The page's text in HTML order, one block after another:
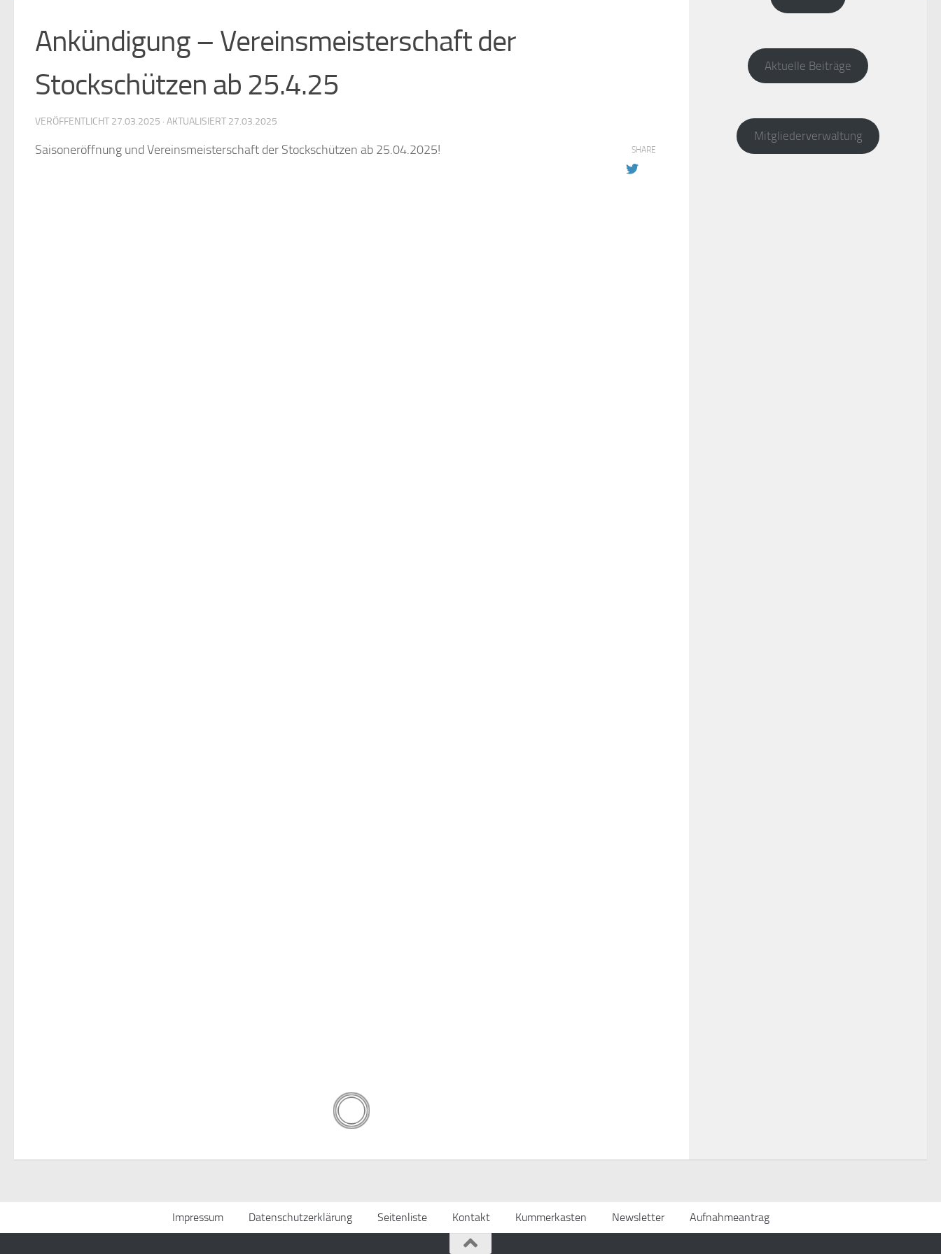
Ankündigung – Vereinsmeisterschaft der
Stockschützen ab 25.4.25
VERÖFFENTLICHT 27.03.2025 · AKTUALISIERT 27.03.2025
Saisoneröffnung und Vereinsmeisterschaft der Stockschützen ab 25.04.2025! SHARE
Aktuelle Beiträge
Mitgliederverwaltung
Impressum Datenschutzerklärung Seitenliste Kontakt Kummerkasten Newsletter Aufnahmeantrag